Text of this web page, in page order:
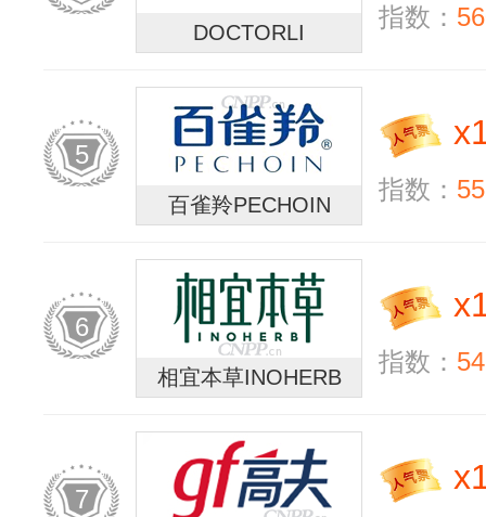
DOCTORLI
指数：
5
百雀羚PECHOIN
x
指数：
6
相宜本草INOHERB
x
指数：
7
x